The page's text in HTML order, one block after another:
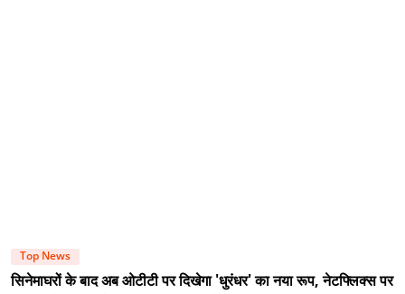
Top News
सिनेमाघरों के बाद अब ओटीटी पर दिखेगा 'धुरंधर' का नया रूप, नेटफ्लिक्स पर